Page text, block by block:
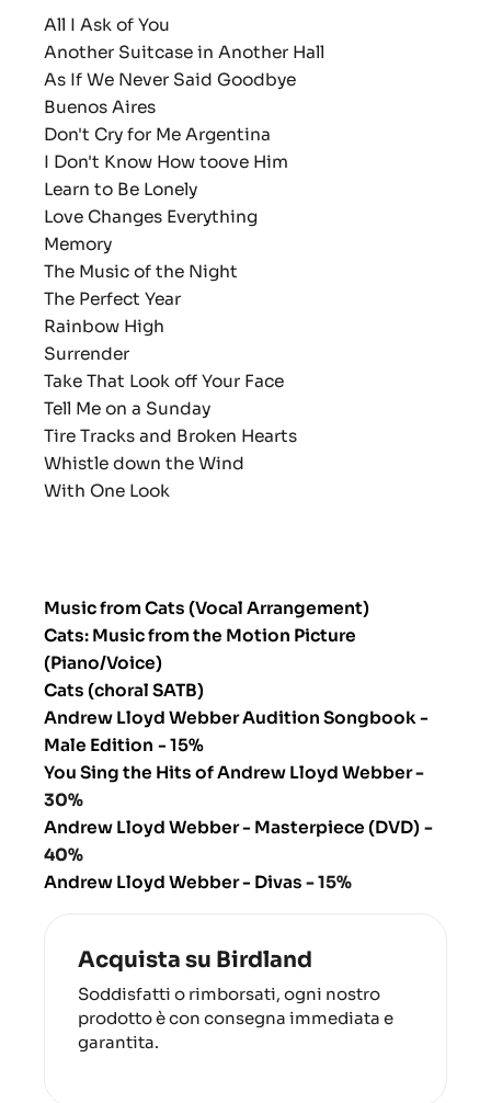
All I Ask of You
Another Suitcase in Another Hall
As If We Never Said Goodbye
Buenos Aires
Don't Cry for Me Argentina
I Don't Know How toove Him
Learn to Be Lonely
Love Changes Everything
Memory
The Music of the Night
The Perfect Year
Rainbow High
Surrender
Take That Look off Your Face
Tell Me on a Sunday
Tire Tracks and Broken Hearts
Whistle down the Wind
With One Look
Music from Cats (Vocal Arrangement)
Cats: Music from the Motion Picture
(Piano/Voice)
Cats (choral SATB)
Andrew Lloyd Webber Audition Songbook -
Male Edition - 15%
You Sing the Hits of Andrew Lloyd Webber-
30%
Andrew Lloyd Webber - Masterpiece (DVD) -
40%
Andrew Lloyd Webber - Divas - 15%
Acquista su Birdland
Soddisfatti o rimborsati, ogni nostro
prodotto è con consegna immediata e
garantita.